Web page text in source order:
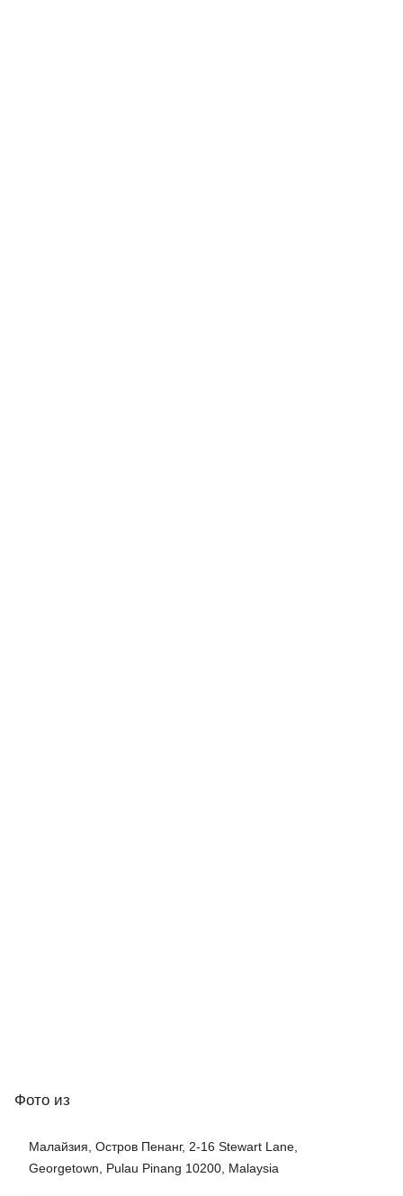
Фото из
Малайзия, Остров Пенанг, 2-16 Stewart Lane,
Georgetown, Pulau Pinang 10200, Malaysia